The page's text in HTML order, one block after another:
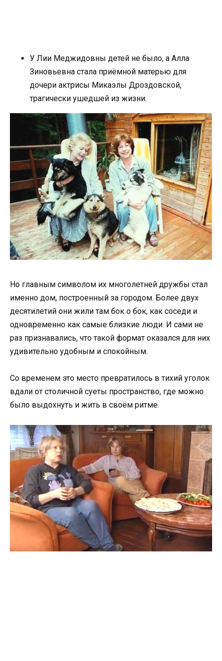
У Лии Меджидовны детей не было, а Алла
Зиновьевна стала приёмной матерью для
дочери актрисы Микаэлы Дроздовской,
трагически ушедшей из жизни.
Но главным символом их многолетней дружбы стал
именно дом, построенный за городом. Более двух
десятилетий они жили там бок о бок, как соседи и
одновременно как самые близкие люди. И сами не
раз признавались, что такой формат оказался для них
удивительно удобным и спокойным.
Со временем это место превратилось в тихий уголок
вдали от столичной суеты пространство, где можно
было выдохнуть и жить в своём ритме.